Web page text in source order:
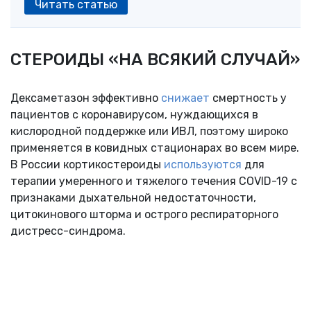
Читать статью
СТЕРОИДЫ «НА ВСЯКИЙ СЛУЧАЙ»
Дексаметазон эффективно снижает смертность у
пациентов с коронавирусом, нуждающихся в
кислородной поддержке или ИВЛ, поэтому широко
применяется в ковидных стационарах во всем мире.
В России кортикостероиды используются для
терапии умеренного и тяжелого течения COVID-19 с
признаками дыхательной недостаточности,
цитокинового шторма и острого респираторного
дистресс-синдрома.